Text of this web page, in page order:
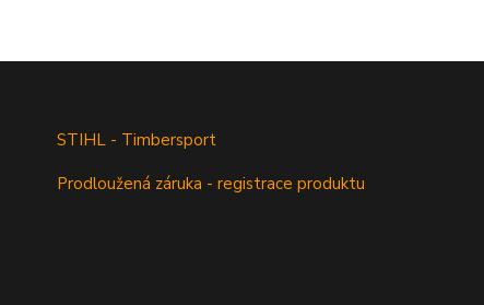
STIHL - Timbersport
Prodloužená záruka - registrace produktu